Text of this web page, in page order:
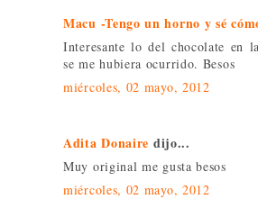
Macu -Tengo un horno y sé
Interesante lo del chocolate en
se me hubiera ocurrido. Besos
miércoles, 02 mayo, 2012
Adita Donaire dijo...
Muy original me gusta besos
miércoles, 02 mayo, 2012